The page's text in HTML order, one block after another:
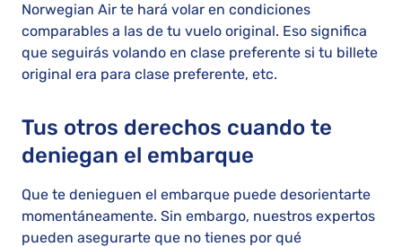
Norwegian Air te hará volar en condiciones
comparables a las de tu vuelo original. Eso significa
que seguirás volando en clase preferente si tu billete
original era para clase preferente, etc.
Tus otros derechos cuando te
deniegan el embarque
Que te denieguen el embarque puede desorientarte
momentáneamente. Sin embargo, nuestros expertos
pueden asegurarte que no tienes por qué